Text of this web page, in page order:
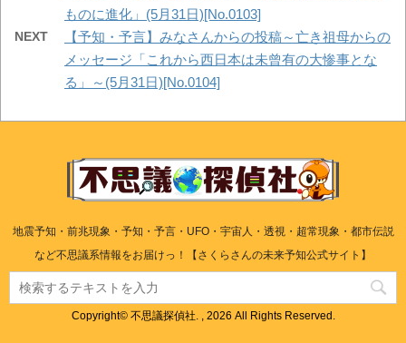
ものに進化」(5月31日)[No.0103]
NEXT
【予知・予言】みなさんからの投稿～亡き祖母からの
メッセージ「これから西日本は未曾有の大惨事とな
る」～(5月31日)[No.0104]
地震予知・前兆現象・予知・予言・UFO・宇宙人・透視・超常現象・都市伝説
など不思議系情報をお届けっ！【さくらさんの未来予知公式サイト】
Copyright© 不思議探偵社. , 2026 All Rights Reserved.